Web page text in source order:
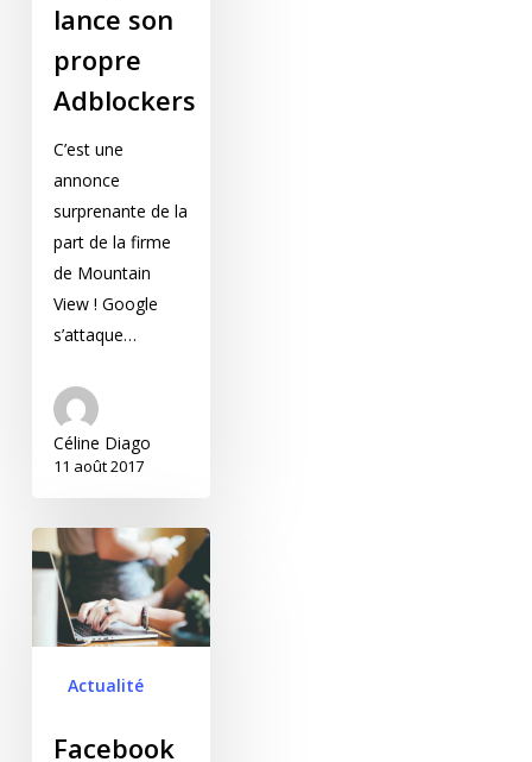
lance son
propre
Adblockers
C’est une
annonce
surprenante de la
part de la firme
de Mountain
View ! Google
s’attaque…
Céline Diago
11 août 2017
Facebook annonce la
fin de la modification
des aperçus de lien
mais propose une
Actualité
Facebook